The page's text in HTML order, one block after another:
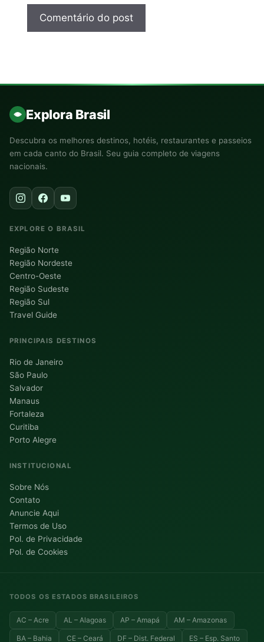
Explora Brasil
Descubra os melhores destinos, hotéis, restaurantes e passeios
em cada canto do Brasil. Seu guia completo de viagens
nacionais.
EXPLORE O BRASIL
Região Norte
Região Nordeste
Centro-Oeste
Região Sudeste
Região Sul
Travel Guide
PRINCIPAIS DESTINOS
Rio de Janeiro
São Paulo
Salvador
Manaus
Fortaleza
Curitiba
Porto Alegre
INSTITUCIONAL
Sobre Nós
Contato
Anuncie Aqui
Termos de Uso
Pol. de Privacidade
Pol. de Cookies
TODOS OS ESTADOS BRASILEIROS
AC – Acre AL – Alagoas AP – Amapá AM – Amazonas
BA – Bahia CE – Ceará DF – Dist. Federal ES – Esp. Santo